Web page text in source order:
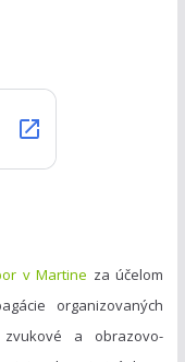
v Martine za účelom
organizovaných
a obrazovo-